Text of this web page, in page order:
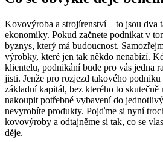
Kovovýroba a strojírenství – to jsou dva
ekonomiky. Pokud začnete podnikat v
byznys, který má budoucnost.
výrobky, které jen tak někdo nenabízí.
klientelu, podnikání bude pro vás jedna
jisti. Jenže pro rozjezd takového
základní kapitál, bez kterého to skutečně
nakoupit potřebné vybavení do
nevyrobíte produkty. Pojďme si nyní
kovovýroby a odtajněme si tak, co se
děje.